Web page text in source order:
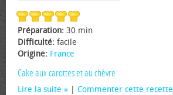
Préparation: 30 min
Difficulté: facile
Origine: France
Cake aux carottes et au chèvre
Lire la suite Commenter cette recette